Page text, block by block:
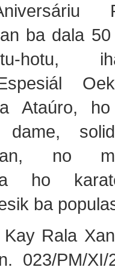
ba dala 50
hotu,
Ataúro,
no
ho
ba
Rala
023/PM/